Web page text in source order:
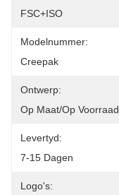
FSC+ISO
Modelnummer:
Creepak
Ontwerp:
Op Maat/op Voorraad
Levertyd:
7-15 Dagen
Logo's: